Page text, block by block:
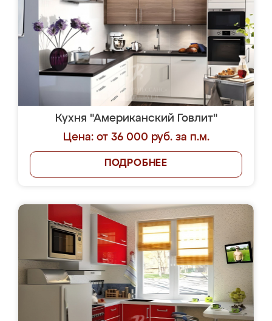
Кухня "Американский Говлит"
Цена: от 36 000 руб. за п.м.
ПОДРОБНЕЕ